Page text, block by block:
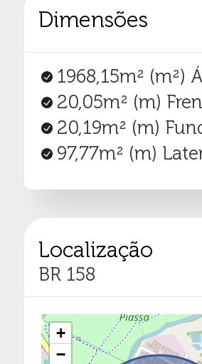
Dimensões
1968,15m² (m²)
20,05m² (m)
20,19m² (m)
97,77m² (m)
Localização
BR 158
+
−